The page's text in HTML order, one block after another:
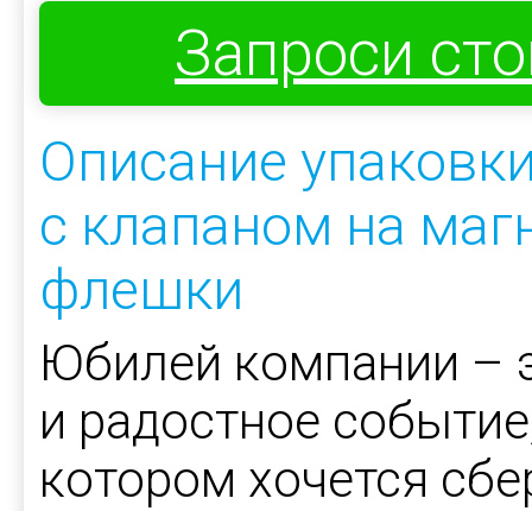
Запроси
Описание
с клапаном на
флешки
Юбилей компании –
и радостное
котором хочется